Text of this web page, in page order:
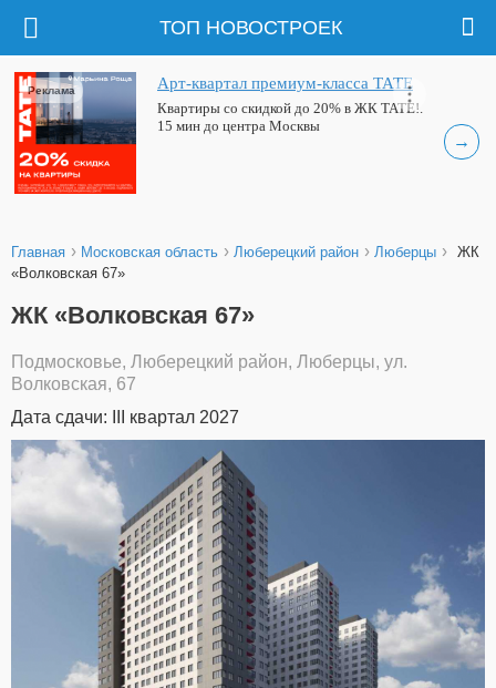
ТОП НОВОСТРОЕК
→
Арт-квартал премиум-класса ТАТЕ
Квартиры со скидкой до 20% в ЖК ТАТЕ!.
15 мин до центра Москвы
Реклама
Главная › Московская область › Люберецкий район › Люберцы › ЖК
«Волковская 67»
ЖК «Волковская 67»
Подмосковье, Люберецкий район, Люберцы, ул.
Волковская, 67
Дата сдачи: III квартал 2027